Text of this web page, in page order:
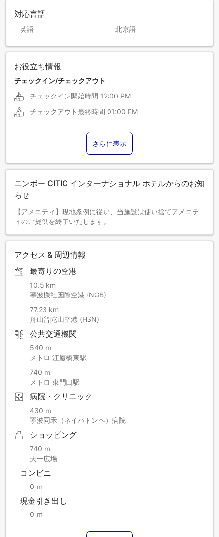
対応言語
英語 北京語
お役立ち情報
チェックイン/チェックアウト
チェックイン開始時間 12:00 PM
チェックアウト最終時間 01:00 PM
さらに表示
ニンボー CITIC インターナショナル ホテルからのお知
らせ
【アメニティ】現地条例に従い、当施設は使い捨てアメニテ
ィのご提供を終了いたします。
アクセス & 周辺情報
最寄りの空港
10.5 km
寧波櫟社国際空港 (NGB)
77.23 km
舟山普陀山空港 (HSN)
公共交通機関
540 ｍ
メトロ 江廈橋東駅
740 ｍ
メトロ 東門口駅
病院・クリニック
430 ｍ
寧波同禾（ネイハトンヘ）病院
ショッピング
740 ｍ
天一広場
コンビニ
0 ｍ
現金引き出し
0 ｍ